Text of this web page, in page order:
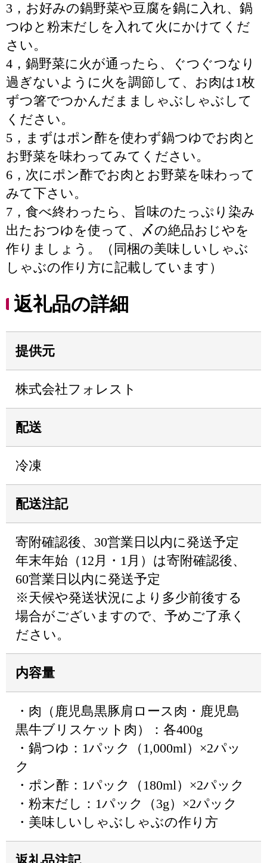
3，お好みの鍋野菜や豆腐を鍋に入れ、鍋
つゆと粉末だしを入れて火にかけてくだ
さい。
4，鍋野菜に火が通ったら、ぐつぐつなり
過ぎないように火を調節して、お肉は1枚
ずつ箸でつかんだまましゃぶしゃぶして
ください。
5，まずはポン酢を使わず鍋つゆでお肉と
お野菜を味わってみてください。
6，次にポン酢でお肉とお野菜を味わって
みて下さい。
7，食べ終わったら、旨味のたっぷり染み
出たおつゆを使って、〆の絶品おじやを
作りましょう。（同梱の美味しいしゃぶ
しゃぶの作り方に記載しています）
返礼品の詳細
提供元
株式会社フォレスト
配送
冷凍
配送注記
寄附確認後、30営業日以内に発送予定
年末年始（12月・1月）は寄附確認後、
60営業日以内に発送予定
※天候や発送状況により多少前後する
場合がございますので、予めご了承く
ださい。
内容量
・肉（鹿児島黒豚肩ロース肉・鹿児島
黒牛ブリスケット肉）：各400g
・鍋つゆ：1パック（1,000ml）×2パッ
ク
・ポン酢：1パック（180ml）×2パック
・粉末だし：1パック（3g）×2パック
・美味しいしゃぶしゃぶの作り方